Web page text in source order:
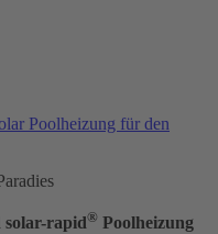
solar-rapid® Poolheizung